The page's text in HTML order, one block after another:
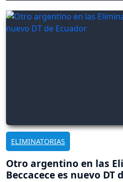
ELIMINATORIAS
Otro argentino en las
Beccacece es nuevo DT